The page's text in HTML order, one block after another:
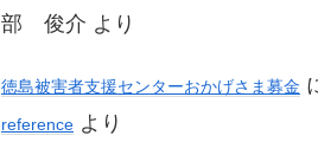
部 俊介 より
徳島被害者支援センターおかげさま募金
reference より